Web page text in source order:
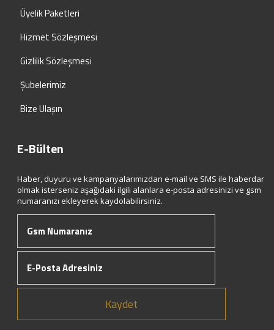
Üyelik Paketleri
Hizmet Sözleşmesi
Gizlilik Sözleşmesi
Şubelerimiz
Bize Ulaşın
E-Bülten
Haber, duyuru ve kampanyalarımızdan e-mail ve SMS ile haberdar
olmak isterseniz aşağıdaki ilgili alanlara e-posta adresinizi ve gsm
numaranızı ekleyerek kaydolabilirsiniz.
Kaydet